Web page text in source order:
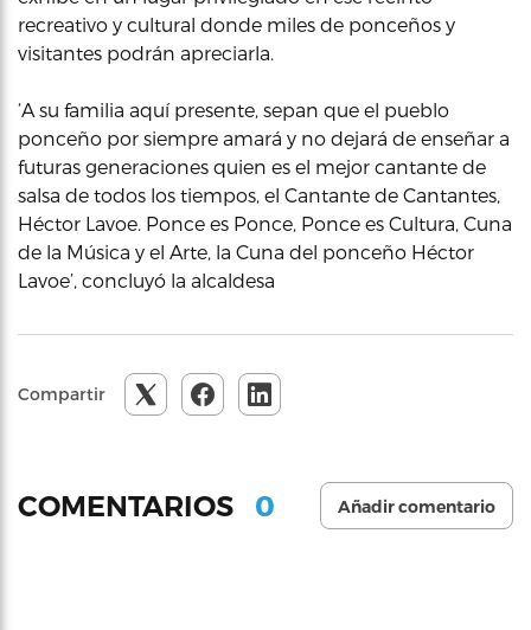
recreativo y cultural donde miles de ponceños y
visitantes podrán apreciarla.
‘A su familia aquí presente, sepan que el pueblo
ponceño por siempre amará y no dejará de enseñar a
futuras generaciones quien es el mejor cantante de
salsa de todos los tiempos, el Cantante de Cantantes,
Héctor Lavoe. Ponce es Ponce, Ponce es Cultura, Cuna
de la Música y el Arte, la Cuna del ponceño Héctor
Lavoe’, concluyó la alcaldesa
Compartir
COMENTARIOS 0 Añadir comentario